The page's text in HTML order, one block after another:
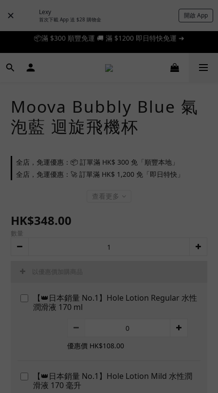
Lexy
首次下載 App 送 $28 購物金 開啟 App
📦滿 $300 順豐免運 🚚 滿 $1200 即日特快免運 ➔
📦滿 $300 順豐免運 🚚 滿 $1200 即日特快免運 ➔
🎉 新人首單享 88 折，快來領券加入！➔
📦滿 $300 順豐免運 🚚 滿 $1200 即日特快免運 ➔
Moova Bubbly Blue 氣
泡藍 迴旋飛機杯
全店，免運優惠：📦 訂單滿 HK$ 300 免「順豐本地」
全店，免運優惠：🚀 訂單滿 HK$ 1,200 免「即日特快」
查看更多
HK$348.00
數量
以優惠價加購商品
【👑日本銷量 No.1】Hole Lotion Regular 水性
潤滑液 170 ml
優惠價 HK$108.00
【👑日本銷量 No.1】Hole Lotion Mild 水性潤
滑液 170 毫升